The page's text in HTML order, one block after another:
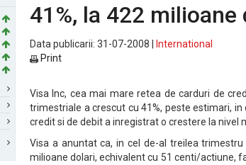
41%, la 422 milioane
Data publicarii: 31-07-2008 |
International
Print
Visa Inc, cea mai mare retea de carduri de
trimestriale a crescut cu 41%, peste estimari,
credit si de debit a inregistrat o crestere la nivel
Visa a anuntat ca, in cel de-al treilea
milioane dolari, echivalent cu 51 centi/actiune,